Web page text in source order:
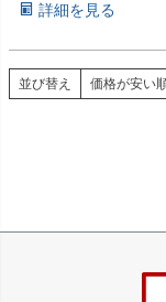
詳細を見る
並び替え 価格が安い